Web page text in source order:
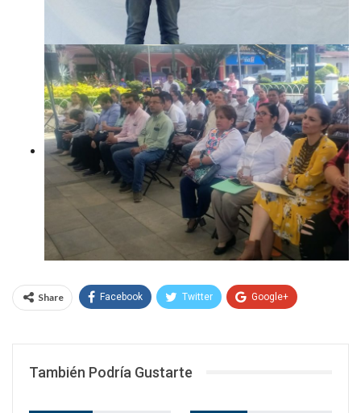
Share Facebook Twitter Google+
También Podría Gustarte